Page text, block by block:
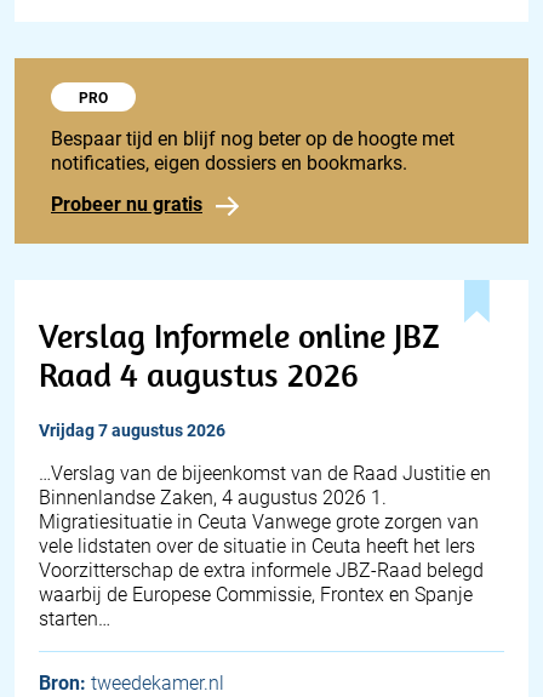
Probeer 1848 Pro
PRO
Bespaar tijd en blijf nog beter op de hoogte met
notificaties, eigen dossiers en bookmarks.
Probeer nu gratis
Verslag Informele online JBZ
Raad 4 augustus 2026
vrijdag 7 augustus 2026
… Verslag van de bijeenkomst van de Raad Justitie en
Binnenlandse Zaken, 4 augustus 2026 1.
Migratiesituatie in Ceuta Vanwege grote zorgen van
vele lidstaten over de situatie in Ceuta heeft het Iers
Voorzitterschap de extra informele JBZ-Raad belegd
waarbij de Europese Commissie, Frontex en Spanje
starten…
Bron: tweedekamer.nl